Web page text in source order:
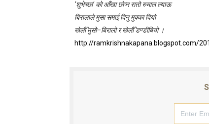
बालकविता : कमिलाको ताँती
स्रष्टा र सिर्जना
‘शुभेच्छा’ को आँखा छोप्न रातो रुमाल ल्याऊ
बिरालाले मुसा समाई दिनु मुक्का दियो
खेलौँ मुसो–बिरालो र खेलौँ डण्डीबियो ।
http://ramkrishnakapana.blogspot.com/